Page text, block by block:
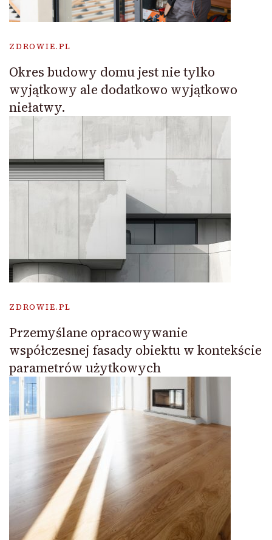
ZDROWIE.PL
Okres budowy domu jest nie tylko
wyjątkowy ale dodatkowo wyjątkowo
niełatwy.
ZDROWIE.PL
Przemyślane opracowywanie
współczesnej fasady obiektu w kontekście
parametrów użytkowych